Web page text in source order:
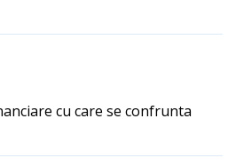
cu care se confrunta